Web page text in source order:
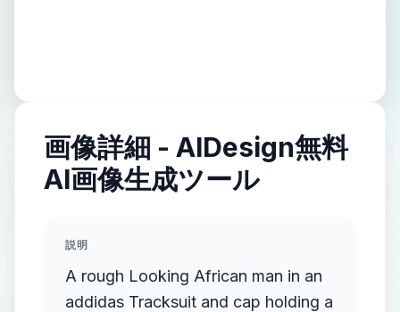
画像詳細 - AIDesign無料
AI画像生成ツール
説明
A rough Looking African man in an
addidas Tracksuit and cap holding a